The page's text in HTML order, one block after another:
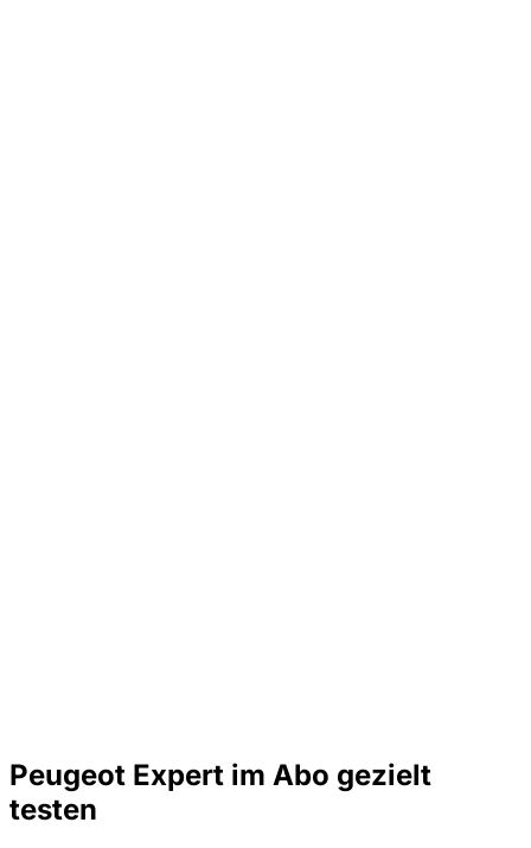
Peugeot Expert im Abo gezielt
testen